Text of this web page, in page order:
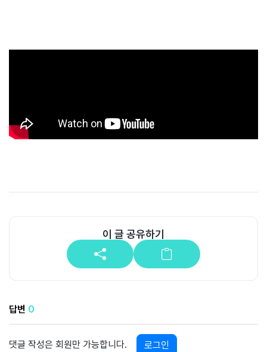
상
정
과
모
아
보
기
이 글 공유하기
답변 0
댓글 작성은 회원만 가능합니다. 로그인